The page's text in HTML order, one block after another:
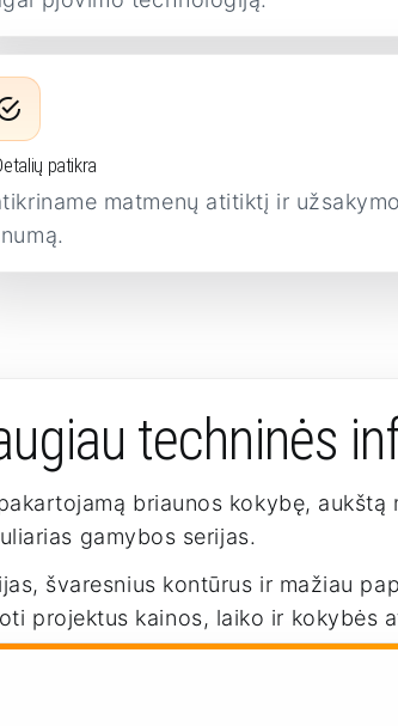
patikra
matmenų atitiktį ir užsakymo
techninės
briaunos kokybę,
gamybos serijas.
švaresnius kontūrus ir mažiau
projektus kainos, laiko ir kokybės